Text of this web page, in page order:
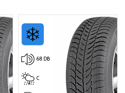
68 DB
C